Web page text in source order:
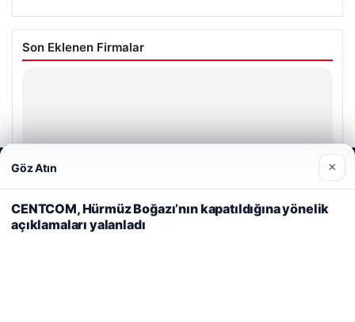
Son Eklenen Firmalar
© 2026 Haber Ülke
Web sitemizi nasıl kullandığınızı daha iyi anlayabilmek,
deneyiminizi kişiselleştirmek ve geliştirmek amacıyla çerezler
kullanıyoruz. Çerez Politikamız
Reddet Kabul Et
Göz Atın ×
CENTCOM, Hürmüz Boğazı’nın kapatıldığına yönelik
açıklamaları yalanladı